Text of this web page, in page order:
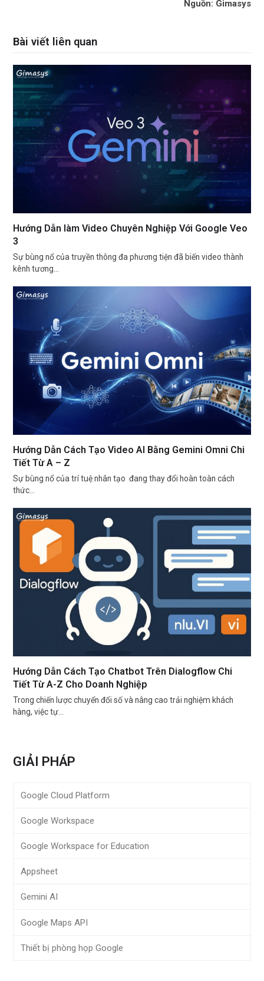
Nguồn: Gimasys
Bài viết liên quan
Hướng Dẫn làm Video Chuyên Nghiệp Với Google Veo
3
Sự bùng nổ của truyền thông đa phương tiện đã biến video thành
kênh tương…
Hướng Dẫn Cách Tạo Video AI Bằng Gemini Omni Chi
Tiết Từ A – Z
Sự bùng nổ của trí tuệ nhân tạo đang thay đổi hoàn toàn cách
thức…
Hướng Dẫn Cách Tạo Chatbot Trên Dialogflow Chi
Tiết Từ A-Z Cho Doanh Nghiệp
Trong chiến lược chuyển đổi số và nâng cao trải nghiệm khách
hàng, việc tự…
GIẢI PHÁP
Google Cloud Platform
Google Workspace
Google Workspace for Education
Appsheet
Gemini AI
Google Maps API
Thiết bị phòng họp Google